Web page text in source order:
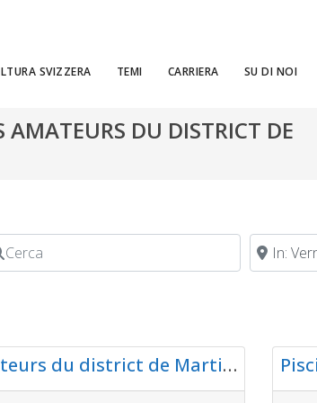
SVIZZERA TEMI CARRIERA SU DI NOI
AMATEURS DU DISTRICT DE
Vicino
Société des pêcheurs amateurs du district de Martigny